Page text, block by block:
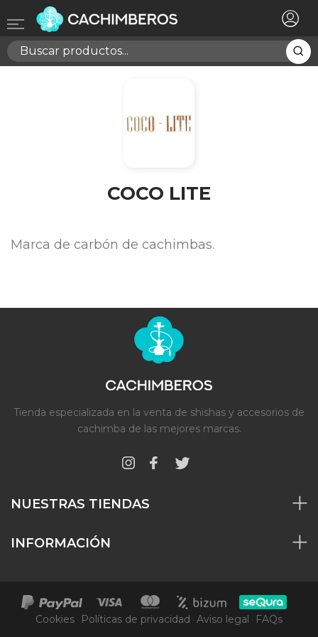
COCO LITE
Marca de carbón de cachimbas.
Tienda especializada en la venta de shishas y accesorios de
cachimba de las mejores marcas.
NUESTRAS TIENDAS
INFORMACIÓN
Cookies · Políticas de privacidad · Aviso legal · FAQs
Registrarse ×
Necesitas hacer login para guardar productos en tu